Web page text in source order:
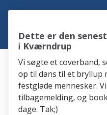
Dette er den
i Kværndrup
Vi søgte et coverband,
op til dans til et bryllup
festglade mennesker.
tilbagemelding, og
dage. Tak;)